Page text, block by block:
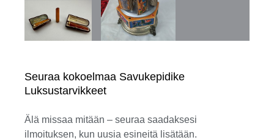
Seuraa kokoelmaa Savukepidike
Luksustarvikkeet
Älä missaa mitään – seuraa saadaksesi
ilmoituksen, kun uusia esineitä lisätään.